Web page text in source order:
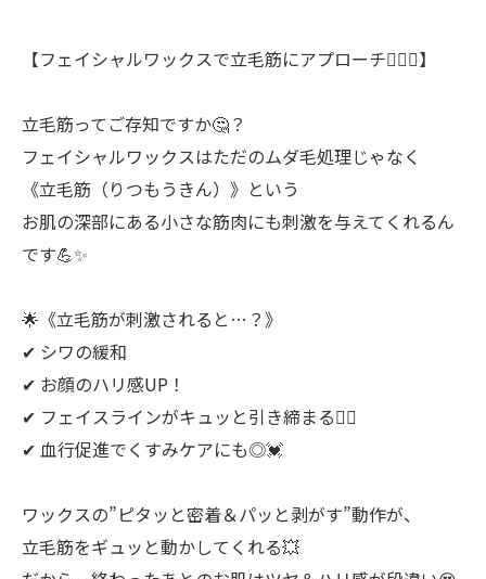
【フェイシャルワックスで立毛筋にアプローチ💆‍♀️✨】
立毛筋ってご存知ですか🤔？
フェイシャルワックスはただのムダ毛処理じゃなく
《立毛筋（りつもうきん）》という
お肌の深部にある小さな筋肉にも刺激を与えてくれるん
です💪✨
🌟《立毛筋が刺激されると…？》
✔︎ シワの緩和
✔︎ お顔のハリ感UP！
✔︎ フェイスラインがキュッと引き締まる💆‍♀️
✔︎ 血行促進でくすみケアにも◎💓
ワックスの”ピタッと密着＆パッと剥がす”動作が、
立毛筋をギュッと動かしてくれる💥